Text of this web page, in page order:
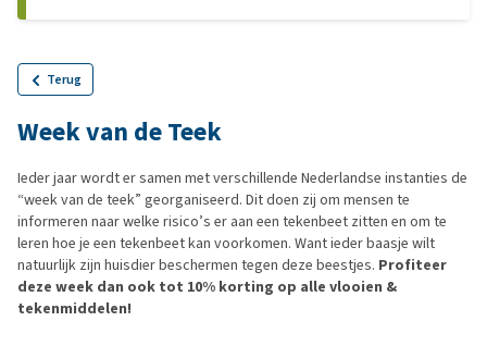
Terug
Week van de Teek
Ieder jaar wordt er samen met verschillende Nederlandse instanties de
“week van de teek” georganiseerd. Dit doen zij om mensen te
informeren naar welke risico’s er aan een tekenbeet zitten en om te
leren hoe je een tekenbeet kan voorkomen. Want ieder baasje wilt
natuurlijk zijn huisdier beschermen tegen deze beestjes. Profiteer
deze week dan ook tot 10% korting op alle vlooien &
tekenmiddelen!